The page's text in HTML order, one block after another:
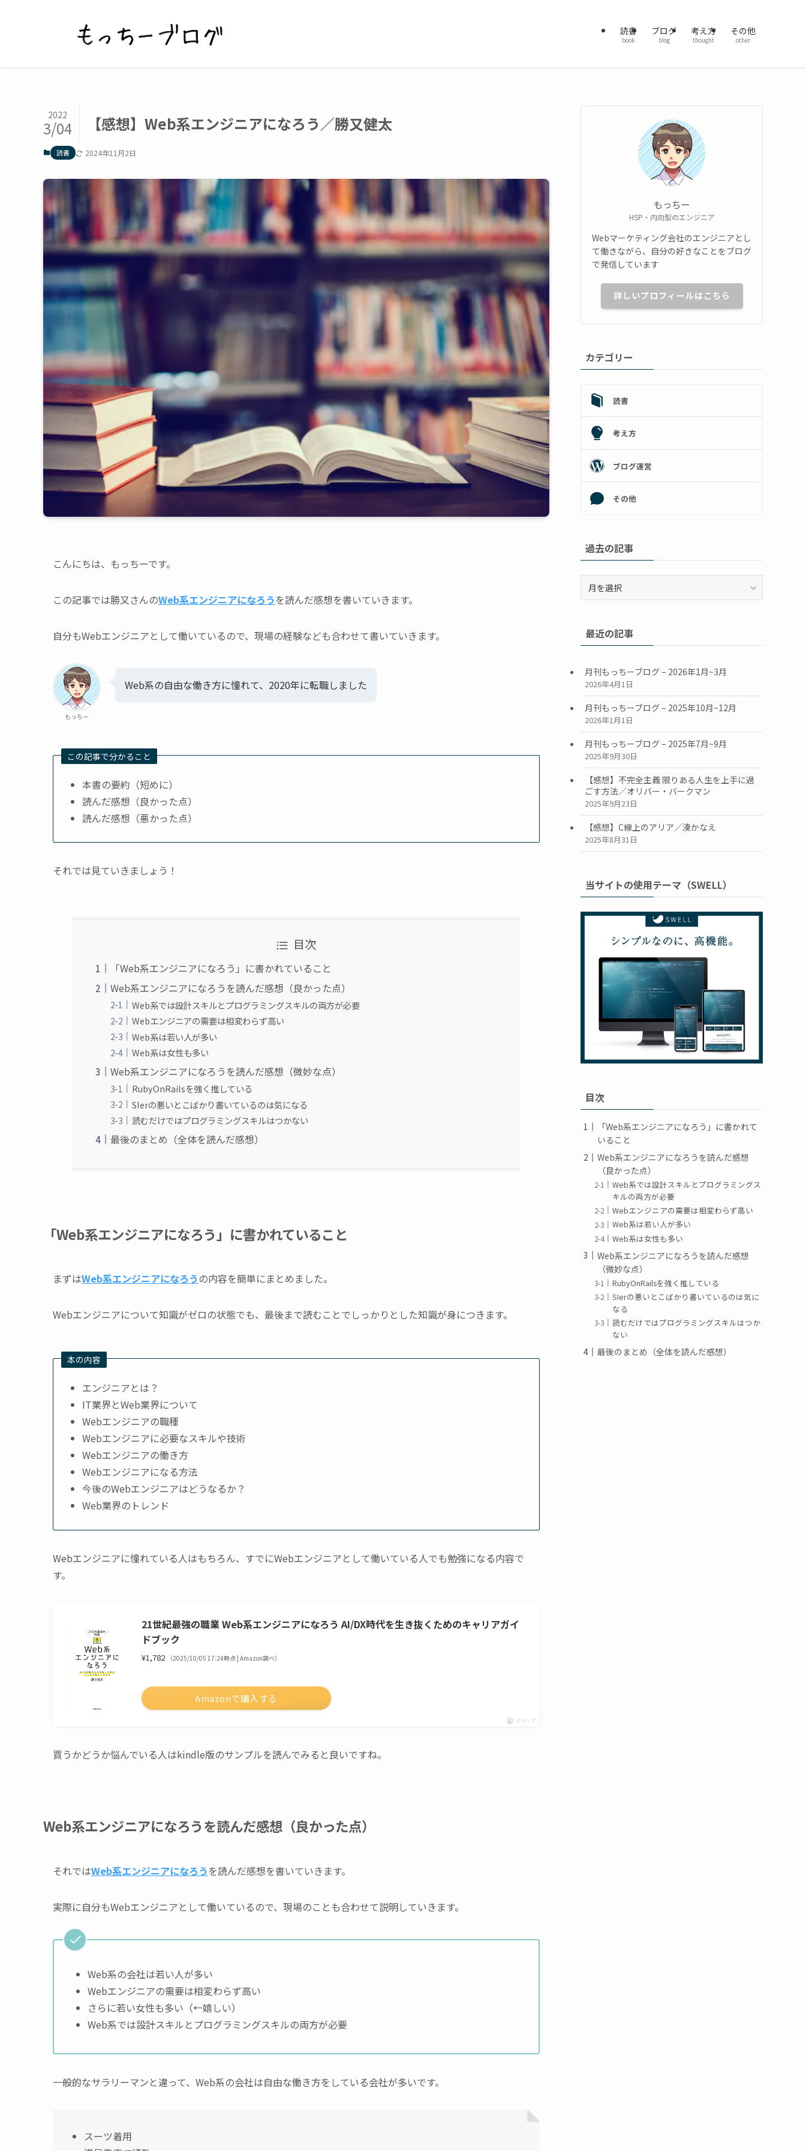
読書
book
ブログ
blog
考え方
thought
その他
other
【感想】Web系エンジニアになろう／勝又健太
2022
3/04
読書 2024年11月2日
こんにちは、もっちーです。
この記事では勝又さんのWeb系エンジニアになろう を読んだ感想を書いていきます。
自分もWebエンジニアとして働いているので、現場の経験なども合わせて書いていきます。
もっちー
Web系の自由な働き方に憧れて、2020年に転職しました
この記事で分かること
本書の要約（短めに）
読んだ感想（良かった点）
読んだ感想（悪かった点）
それでは見ていきましょう！
目次
「Web系エンジニアになろう」に書かれていること
Web系エンジニアになろうを読んだ感想（良かった点）
Web系では設計スキルとプログラミングスキルの両方が必要
Webエンジニアの需要は相変わらず高い
Web系は若い人が多い
Web系は女性も多い
Web系エンジニアになろうを読んだ感想（微妙な点）
RubyOnRailsを強く推している
SIerの悪いとこばかり書いているのは気になる
読むだけではプログラミングスキルはつかない
最後のまとめ（全体を読んだ感想）
「Web系エンジニアになろう」に書かれていること
まずはWeb系エンジニアになろう の内容を簡単にまとめました。
Webエンジニアについて知識がゼロの状態でも、最後まで読むことでしっかりとした知識が身につきます。
本の内容
エンジニアとは？
IT業界とWeb業界について
Webエンジニアの職種
Webエンジニアに必要なスキルや技術
Webエンジニアの働き方
Webエンジニアになる方法
今後のWebエンジニアはどうなるか？
Web業界のトレンド
Webエンジニアに憧れている人はもちろん、すでにWebエンジニアとして働いている人でも勉強になる内容で
す。
21世紀最強の職業 Web系エンジニアになろう AI/DX時代を生き抜くためのキャリアガイ
ドブック
¥1,782 （2025/10/05 17:24時点 | Amazon調べ）
Amazonで購入する
ポチップ
買うかどうか悩んでいる人はkindle版のサンプルを読んでみると良いですね。
Web系エンジニアになろうを読んだ感想（良かった点）
それではWeb系エンジニアになろう を読んだ感想を書いていきます。
実際に自分もWebエンジニアとして働いているので、現場のことも合わせて説明していきます。
Web系の会社は若い人が多い
Webエンジニアの需要は相変わらず高い
さらに若い女性も多い（←嬉しい）
Web系では設計スキルとプログラミングスキルの両方が必要
一般的なサラリーマンと違って、Web系の会社は自由な働き方をしている会社が多いです。
スーツ着用
もっちー
HSP・内向型のエンジニア
Webマーケティング会社のエンジニアとし
て働きながら、自分の好きなことをブログ
で発信しています
詳しいプロフィールはこちら
カテゴリー
読書
考え方
ブログ運営
その他
過去の記事
事最近の記事
月刊もっちーブログ – 2026年1月~3月
2026年4月1日
月刊もっちーブログ – 2025年10月~12月
2026年1月1日
月刊もっちーブログ – 2025年7月~9月
2025年9月30日
【感想】不完全主義 限りある人生を上手に過
ごす方法／オリバー・バークマン
2025年9月23日
【感想】C線上のアリア／湊かなえ
2025年8月31日
当サイトの使用テーマ（SWELL）
目次
「Web系エンジニアになろう」に書かれて
いること
Web系エンジニアになろうを読んだ感想
（良かった点）
Web系では設計スキルとプログラミングス
キルの両方が必要
Webエンジニアの需要は相変わらず高い
Web系は若い人が多い
Web系は女性も多い
Web系エンジニアになろうを読んだ感想
（微妙な点）
RubyOnRailsを強く推している
SIerの悪いとこばかり書いているのは気に
なる
読むだけではプログラミングスキルはつか
ない
最後のまとめ（全体を読んだ感想）